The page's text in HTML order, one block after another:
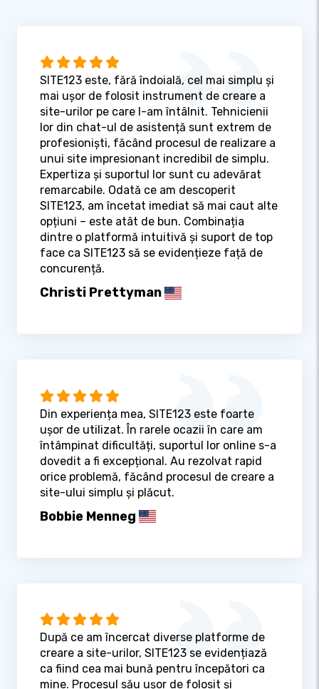
SITE123 este, fără îndoială, cel mai simplu și
mai ușor de folosit instrument de creare a
site-urilor pe care l-am întâlnit. Tehnicienii
lor din chat-ul de asistență sunt extrem de
profesioniști, făcând procesul de realizare a
unui site impresionant incredibil de simplu.
Expertiza și suportul lor sunt cu adevărat
remarcabile. Odată ce am descoperit
SITE123, am încetat imediat să mai caut alte
opțiuni – este atât de bun. Combinația
dintre o platformă intuitivă și suport de top
face ca SITE123 să se evidențieze față de
concurență.
Christi Prettyman
Din experiența mea, SITE123 este foarte
ușor de utilizat. În rarele ocazii în care am
întâmpinat dificultăți, suportul lor online s-a
dovedit a fi excepțional. Au rezolvat rapid
orice problemă, făcând procesul de creare a
site-ului simplu și plăcut.
Bobbie Menneg
După ce am încercat diverse platforme de
creare a site-urilor, SITE123 se evidențiază
ca fiind cea mai bună pentru începători ca
mine. Procesul său ușor de folosit și